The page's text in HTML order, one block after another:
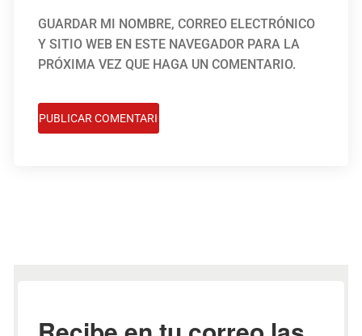
GUARDAR MI NOMBRE, CORREO ELECTRÓNICO
Y SITIO WEB EN ESTE NAVEGADOR PARA LA
PRÓXIMA VEZ QUE HAGA UN COMENTARIO.